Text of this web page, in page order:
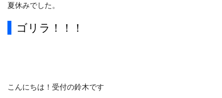
夏休みでした。
ゴリラ！！！
こんにちは！受付の鈴木です